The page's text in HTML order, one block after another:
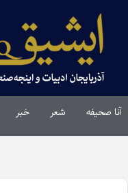
آنا صحیفه شعر خبر